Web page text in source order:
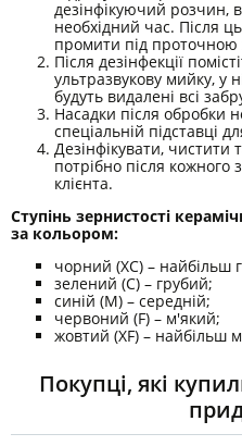
дезінфікуючий розчин,
необхідний час. Після
промити під
Після дезінфекції
ультразвукову мийку, у
будуть видалені всі
Насадки після обробки
спеціальній підставці
Дезінфікувати, чистити
потрібно після кожного
клієнта.
Ступінь зернистості
за кольором:
чорний (XC) – найбільш
зелений (C) – грубий;
синій (M) – середній;
червоний (F) – м'який;
жовтий (XF) – найбільш
Покупці, які